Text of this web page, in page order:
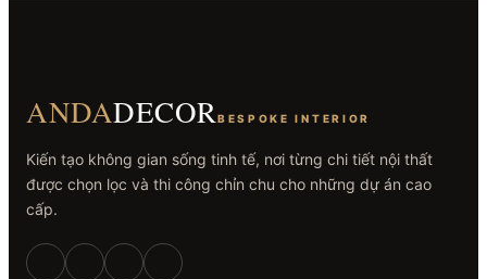
ANDADECORBESPOKE INTERIOR
Kiến tạo không gian sống tinh tế, nơi từng chi tiết nội thất
được chọn lọc và thi công chỉn chu cho những dự án cao
cấp.